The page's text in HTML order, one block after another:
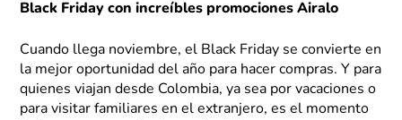
Black Friday con increíbles promociones Airalo
Cuando llega noviembre, el Black Friday se convierte en
la mejor oportunidad del año para hacer compras. Y para
quienes viajan desde Colombia, ya sea por vacaciones o
para visitar familiares en el extranjero, es el momento